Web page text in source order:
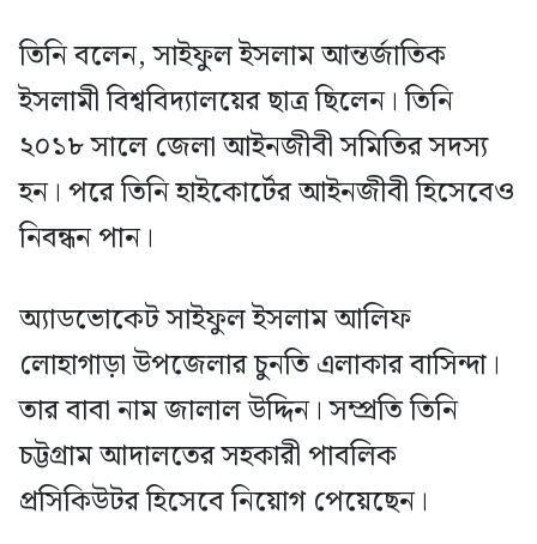
তিনি বলেন, সাইফুল ইসলাম আন্তর্জাতিক
ইসলামী বিশ্ববিদ্যালয়ের ছাত্র ছিলেন। তিনি
২০১৮ সালে জেলা আইনজীবী সমিতির সদস্য
হন। পরে তিনি হাইকোর্টের আইনজীবী হিসেবেও
নিবন্ধন পান।
অ্যাডভোকেট সাইফুল ইসলাম আলিফ
লোহাগাড়া উপজেলার চুনতি এলাকার বাসিন্দা।
তার বাবা নাম জালাল উদ্দিন। সম্প্রতি তিনি
চট্টগ্রাম আদালতের সহকারী পাবলিক
প্রসিকিউটর হিসেবে নিয়োগ পেয়েছেন।